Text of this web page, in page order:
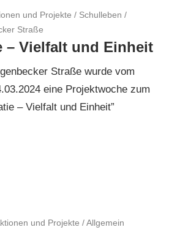
und Projekte / Schulleben /
Straße
– Vielfalt und Einheit
Straße wurde vom
eine Projektwoche zum
– Vielfalt und Einheit”
und Projekte /Allgemein